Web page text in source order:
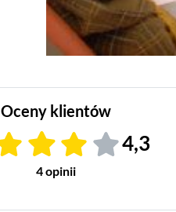
Oceny klientów
4,3
4 opinii